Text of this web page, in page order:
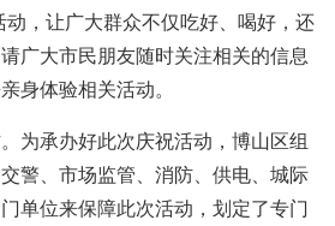
动，让广大群众不仅吃好、喝好，还
广大市民朋友随时关注相关的信息
身体验相关活动。
承办好此次庆祝活动，博山区组
警、市场监管、消防、供电、城际
单位来保障此次活动，划定了专门